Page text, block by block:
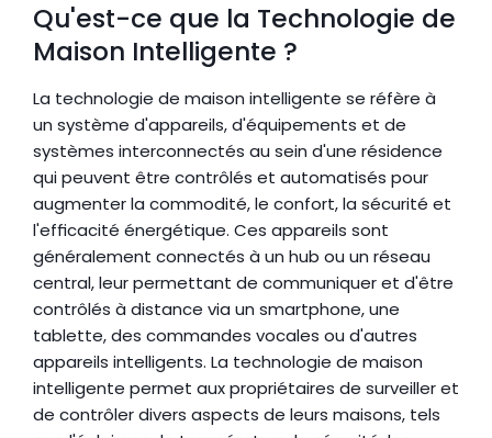
Qu'est-ce que la Technologie de
Maison Intelligente ?
La technologie de maison intelligente se réfère à
un système d'appareils, d'équipements et de
systèmes interconnectés au sein d'une résidence
qui peuvent être contrôlés et automatisés pour
augmenter la commodité, le confort, la sécurité et
l'efficacité énergétique. Ces appareils sont
généralement connectés à un hub ou un réseau
central, leur permettant de communiquer et d'être
contrôlés à distance via un smartphone, une
tablette, des commandes vocales ou d'autres
appareils intelligents. La technologie de maison
intelligente permet aux propriétaires de surveiller et
de contrôler divers aspects de leurs maisons, tels